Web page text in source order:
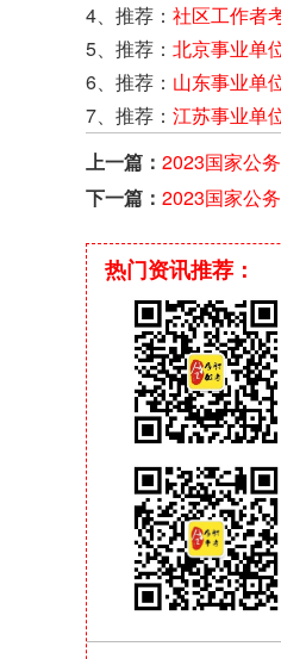
4、推荐： 社区工作者
5、推荐： 北京事业单
6、推荐： 山东事业单
7、推荐： 江苏事业单
上一篇： 2023国家公
6000题（10.10）
下一篇： 2023国家公
热门资讯推荐：